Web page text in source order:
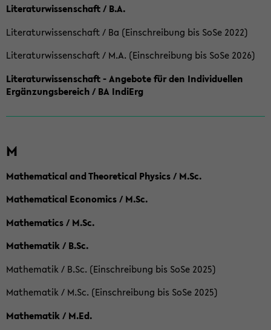
Literaturwissenschaft / B.A.
Literaturwissenschaft / Ba (Einschreibung bis SoSe 2022)
Literaturwissenschaft / M.A. (Einschreibung bis SoSe 2026)
Literaturwissenschaft - Angebote für den Individuellen
Ergänzungsbereich / BA IndiErg
M
Mathematical and Theoretical Physics / M.Sc.
Mathematical Economics / M.Sc.
Mathematics / M.Sc.
Mathematik / B.Sc.
Mathematik / B.Sc. (Einschreibung bis SoSe 2025)
Mathematik / M.Sc. (Einschreibung bis SoSe 2025)
Mathematik / M.Ed.